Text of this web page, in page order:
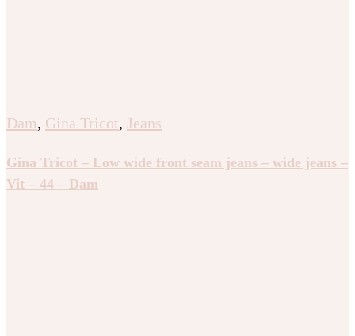
Dam, Gina Tricot, Jeans
Gina Tricot – Low wide front seam jeans – wide jeans –
Vit – 44 – Dam